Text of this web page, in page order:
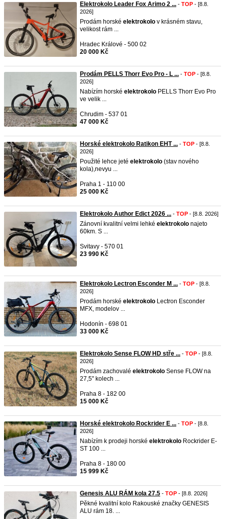
Elektrokolo Leader Fox Arimo 2 ... - TOP - [8.8.
2026]
Prodám horské elektrokolo v krásném stavu,
velikost rám ...
Hradec Králové - 500 02
20 000 Kč
Prodám PELLS Thorr Evo Pro - L ... - TOP - [8.8.
2026]
Nabízím horské elektrokolo PELLS Thorr Evo Pro
ve velik ...
Chrudim - 537 01
47 000 Kč
Horské elektrokolo Ratikon EHT ... - TOP - [8.8.
2026]
Použité lehce jeté elektrokolo (stav nového
kola),nevyu ...
Praha 1 - 110 00
25 000 Kč
Elektrokolo Author Edict 2026 ... - TOP - [8.8. 2026]
Zánovní kvalitní velmi lehké elektrokolo najeto
60km. S ...
Svitavy - 570 01
23 990 Kč
Elektrokolo Lectron Esconder M ... - TOP - [8.8.
2026]
Prodám horské elektrokolo Lectron Esconder
MFX, modelov ...
Hodonín - 698 01
33 000 Kč
Elektrokolo Sense FLOW HD stře ... - TOP - [8.8.
2026]
Prodám zachovalé elektrokolo Sense FLOW na
27,5" kolech ...
Praha 8 - 182 00
15 000 Kč
Horské elektrokolo Rockrider E ... - TOP - [8.8.
2026]
Nabízím k prodeji horské elektrokolo Rockrider E-
ST 100 ...
Praha 8 - 180 00
15 999 Kč
Genesis ALU RÁM kola 27.5 - TOP - [8.8. 2026]
Pěkné kvalitní kolo Rakouské značky GENESIS
ALU rám 18. ...